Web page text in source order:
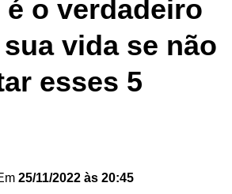
é o verdadeiro
vida se não
esses 5
25/11/2022 às 20:45